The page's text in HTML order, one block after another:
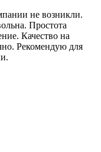
не возникли.
Простота
Качество на
Рекомендую для